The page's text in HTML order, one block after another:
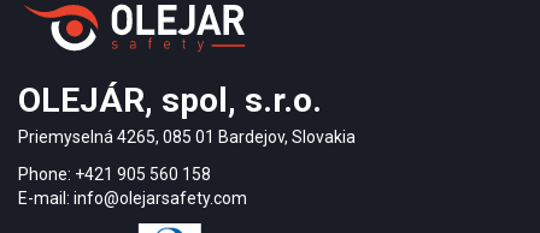
OLEJÁR, spol, s.r.o.
Priemyselná 4265, 085 01 Bardejov, Slovakia
Phone: +421 905 560 158
E-mail: info@olejarsafety.com